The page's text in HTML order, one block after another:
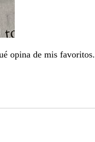
opina de mis favoritos.